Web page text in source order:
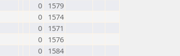
0
1579
0
1574
0
1571
0
1576
0
1584